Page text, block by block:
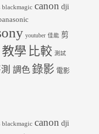
blackmagic canon dji
youtuber 佳能 剪
教學 比較 測試
調色 錄影 電影
blackmagic canon dji